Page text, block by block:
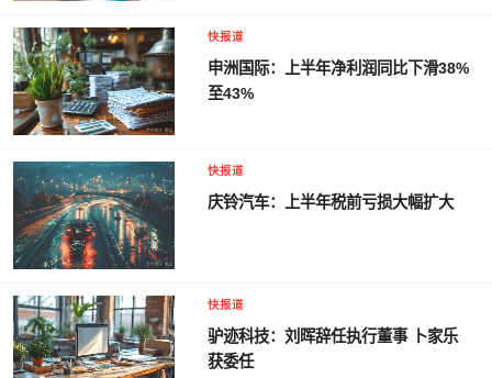
快报道
申洲国际：上半年净利润同比下滑38%
至43%
快报道
庆铃汽车：上半年税前亏损大幅扩大
快报道
驴迹科技：刘晖辞任执行董事 卜家乐
获委任